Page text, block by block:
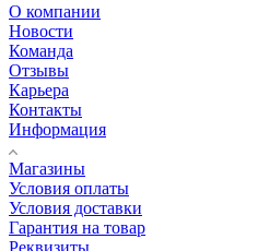
О компании
Новости
Команда
Отзывы
Карьера
Контакты
Информация
Магазины
Условия оплаты
Условия доставки
Гарантия на товар
Реквизиты